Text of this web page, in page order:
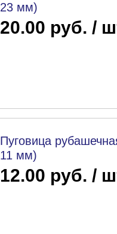
23 мм)
20.00 руб. /
Пуговица
11 мм)
12.00 руб. /